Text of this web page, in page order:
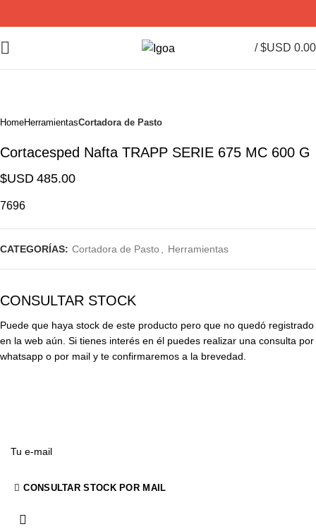
/ $USD 0.00
HomeHerramientasCortadora de Pasto
Cortacesped Nafta TRAPP SERIE 675 MC 600 G
$USD 485.00
7696
CATEGORÍAS: Cortadora de Pasto Herramientas
CONSULTAR STOCK
Puede que haya stock de este producto pero que no quedó registrado
en la web aún. Si tienes interés en él puedes realizar una consulta por
whatsapp o por mail y te confirmaremos a la brevedad.
CONSULTAR STOCK POR MAIL